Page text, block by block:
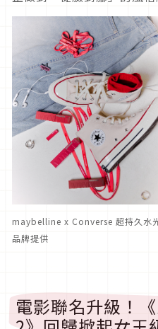
maybelline x Converse 超持久水
品牌提供
電影聯名升級！